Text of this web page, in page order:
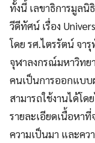
ทั้งนี้ เลขาธิการมูลนิ
วีดีทัศน์ เรื่อง
โดย รศ.ไตรรัตน์ จ
จุฬาลงกรณ์มหาวิทย
คนเป็นการออกแบ
สามารถใช้งานได้โ
รายละเอียดเนื้อหาที่
ความเป็นมา และค